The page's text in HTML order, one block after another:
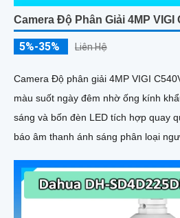
Camera Độ Phân Giải 4MP VIGI
5%-35% Liên Hệ
Camera Độ phân giải 4MP VIGI
màu suốt ngày đêm nhờ ống kính
sáng và bốn đèn LED tích hợp quay
báo âm thanh ánh sáng phân loại
chiều